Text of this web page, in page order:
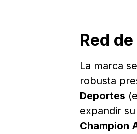
Red
La marca
robusta
Deportes
expandir
Champion